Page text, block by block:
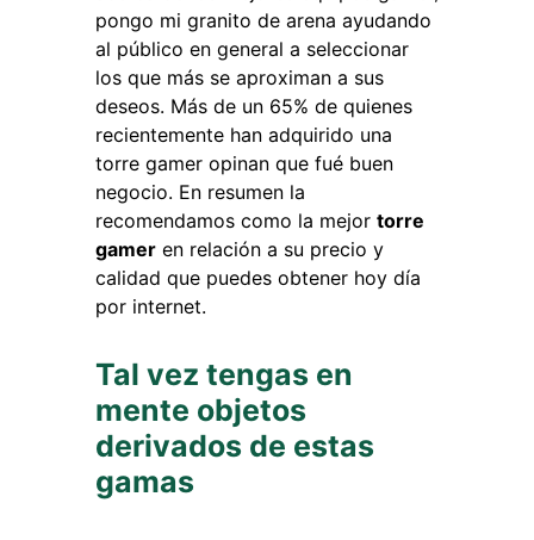
pongo mi granito de arena ayudando
al público en general a seleccionar
los que más se aproximan a sus
deseos. Más de un 65% de quienes
recientemente han adquirido una
torre gamer opinan que fué buen
negocio. En resumen la
recomendamos como la mejor torre
gamer en relación a su precio y
calidad que puedes obtener hoy día
por internet.
Tal vez tengas en
mente objetos
derivados de estas
gamas